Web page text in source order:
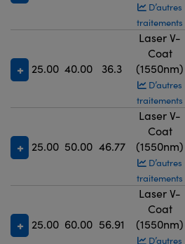
D’autres
traitements
25.00 40.00 36.3
Laser V-
Coat
(1550nm)
D’autres
traitements
25.00 50.00 46.77
Laser V-
Coat
(1550nm)
D’autres
traitements
25.00 60.00 56.91
Laser V-
Coat
(1550nm)
D’autres